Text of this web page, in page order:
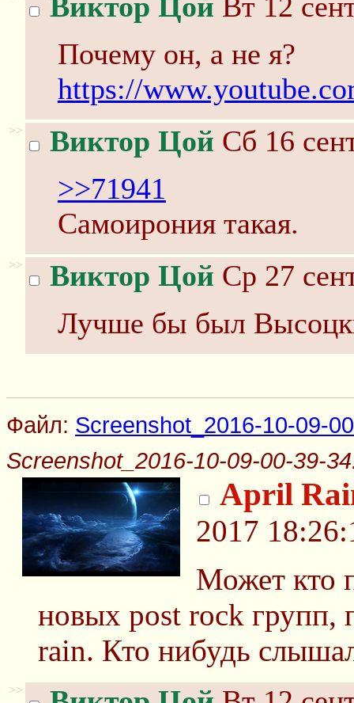
Почему он, а не я?
https://
>> Виктор Цой Сб 16
>>71941
Самоирония такая.
>> Виктор Цой Ср 27
Лучше бы был
Файл: Screenshot_2016-10-09-
Screenshot_2016-10-09-00-39-
April
2017
Может кто
новых post rock
rain. Кто нибудь
>>